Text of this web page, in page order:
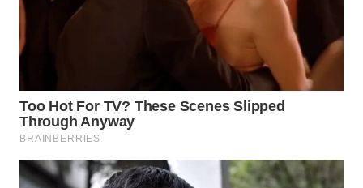
WN DELI
SERDANG
WN